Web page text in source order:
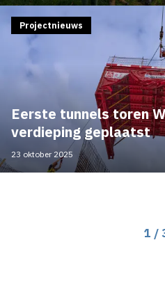
Eerste tunnels toren
verdieping geplaatst
Projectnieuws
23 oktober 2025
1 /